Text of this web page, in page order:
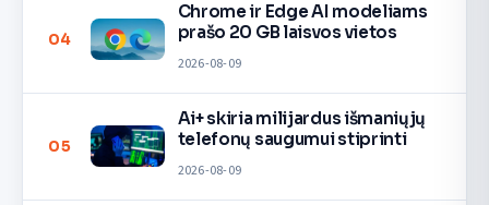
04
Chrome ir Edge AI modeliams
prašo 20 GB laisvos vietos
2026-08-09
05
Ai+ skiria milijardus išmaniųjų
telefonų saugumui stiprinti
2026-08-09